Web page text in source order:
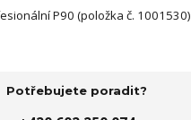
P90 (položka č. 1001530)
Potřebujete poradit?